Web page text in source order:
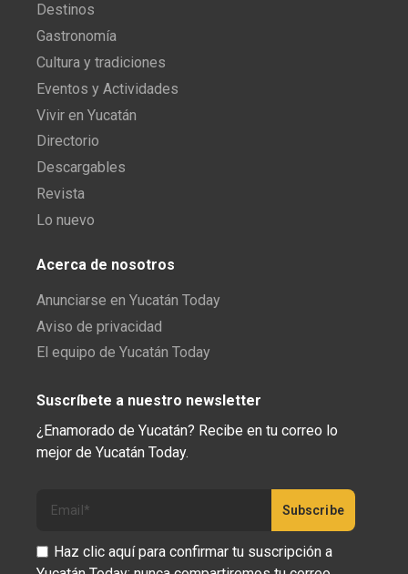
Destinos
Gastronomía
Cultura y tradiciones
Eventos y Actividades
Vivir en Yucatán
Directorio
Descargables
Revista
Lo nuevo
Acerca de nosotros
Anunciarse en Yucatán Today
Aviso de privacidad
El equipo de Yucatán Today
Suscríbete a nuestro newsletter
¿Enamorado de Yucatán? Recibe en tu correo lo
mejor de Yucatán Today.
Haz clic aquí para confirmar tu suscripción a